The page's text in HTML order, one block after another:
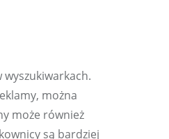
można
może również
są bardziej